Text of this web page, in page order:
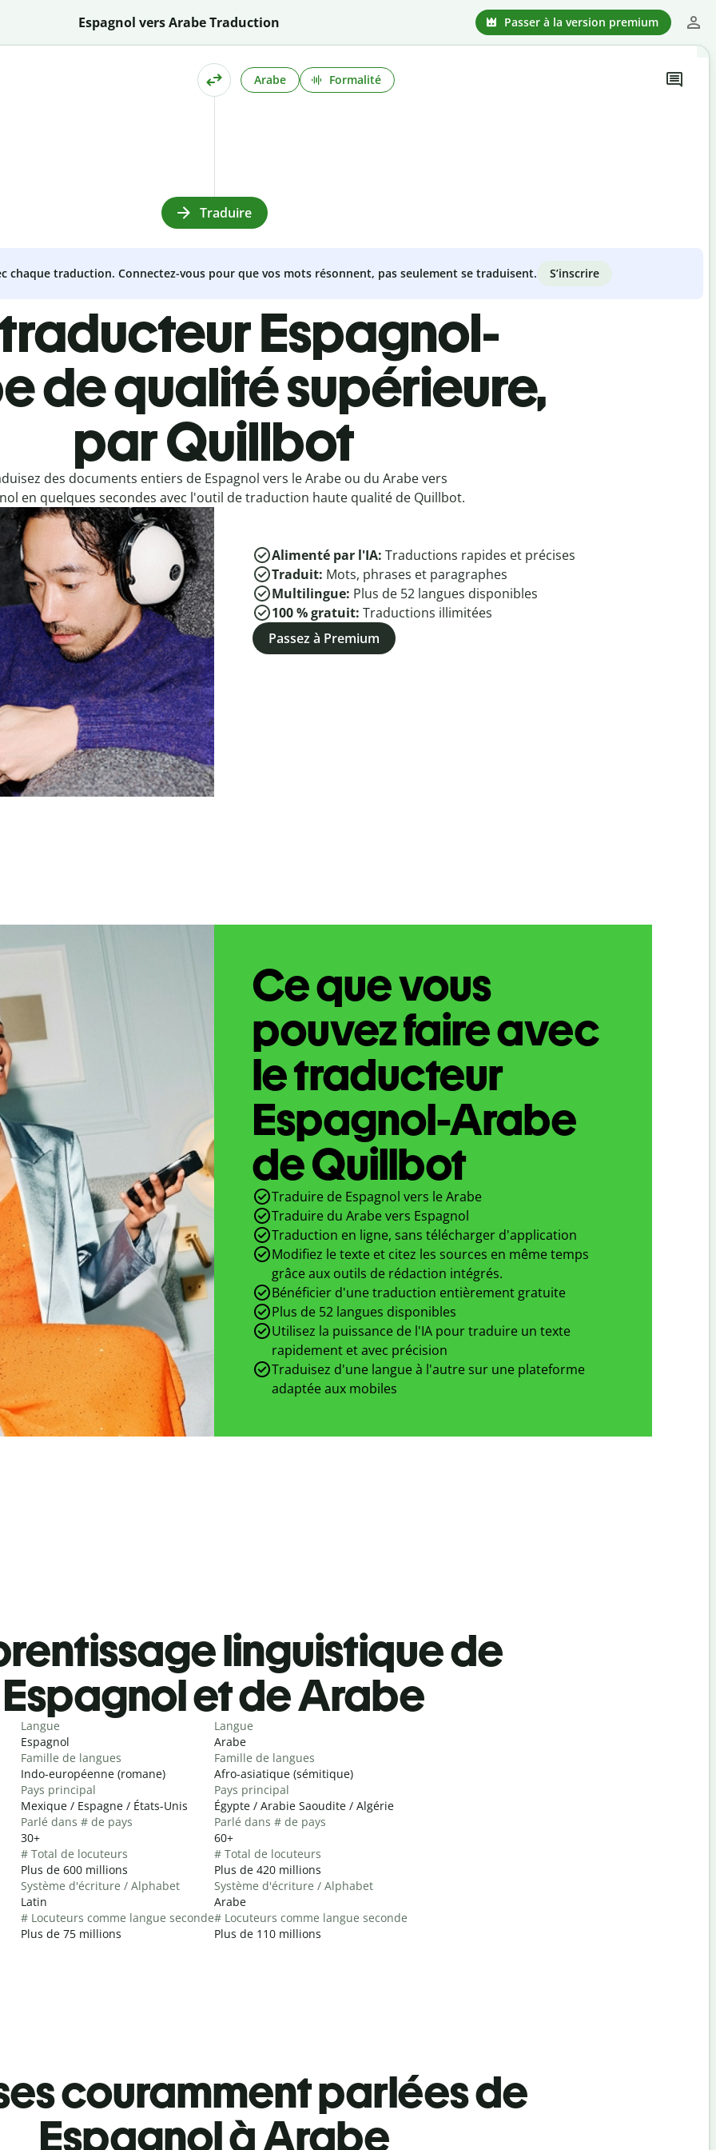
Espagnol vers Arabe Traduction Passer à la version premium
Arabe Formalité
Traduire
chaque traduction. Connectez-vous pour que vos mots résonnent, pas seulement se traduisent. S’inscrire
Espagnol-
de qualité supérieure,
par Quillbot
des documents entiers de Espagnol vers le Arabe ou du Arabe vers
en quelques secondes avec l'outil de traduction haute qualité de Quillbot.
Alimenté par l'IA: Traductions rapides et précises
Traduit: Mots, phrases et paragraphes
Multilingue: Plus de 52 langues disponibles
100 % gratuit: Traductions illimitées
Passez à Premium
Ce que vous
pouvez faire avec
le traducteur
Espagnol-Arabe
de Quillbot
Traduire de Espagnol vers le Arabe
Traduire du Arabe vers Espagnol
Traduction en ligne, sans télécharger d'application
Modifiez le texte et citez les sources en même temps
grâce aux outils de rédaction intégrés.
Bénéficier d'une traduction entièrement gratuite
Plus de 52 langues disponibles
Utilisez la puissance de l'IA pour traduire un texte
rapidement et avec précision
Traduisez d'une langue à l'autre sur une plateforme
adaptée aux mobiles
linguistique de
Espagnol et de Arabe
Langue
Espagnol
Famille de langues
Indo-européenne (romane)
Pays principal
Mexique / Espagne / États-Unis
Parlé dans # de pays
30+
# Total de locuteurs
Plus de 600 millions
Système d'écriture / Alphabet
Latin
# Locuteurs comme langue seconde
Plus de 75 millions
Langue
Arabe
Famille de langues
Afro-asiatique (sémitique)
Pays principal
Égypte / Arabie Saoudite / Algérie
Parlé dans # de pays
60+
# Total de locuteurs
Plus de 420 millions
Système d'écriture / Alphabet
Arabe
# Locuteurs comme langue seconde
Plus de 110 millions
couramment parlées de
Espagnol à Arabe